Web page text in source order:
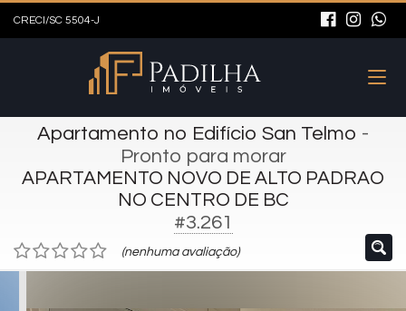
CRECI/SC 5504-J
Apartamento no Edifício San Telmo -
Pronto para morar
APARTAMENTO NOVO DE ALTO PADRAO
NO CENTRO DE BC
#3.261
(nenhuma avaliação)